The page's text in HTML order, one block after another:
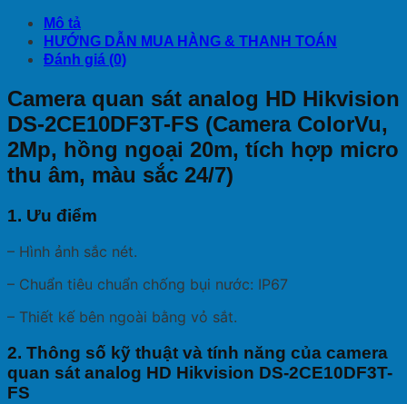
Mô tả
HƯỚNG DẪN MUA HÀNG & THANH TOÁN
Đánh giá (0)
Camera quan sát analog HD Hikvision
DS-2CE10DF3T-FS (Camera ColorVu,
2Mp, hồng ngoại 20m, tích hợp micro
thu âm, màu sắc 24/7)
1. Ưu điểm
– Hình ảnh sắc nét.
– Chuẩn tiêu chuẩn chống bụi nước: IP67
– Thiết kế bên ngoài bằng vỏ sắt.
2. Thông số kỹ thuật và tính năng của camera
quan sát analog HD Hikvision DS-2CE10DF3T-
FS